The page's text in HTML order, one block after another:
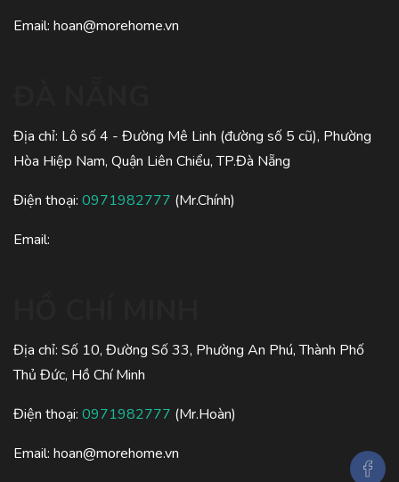
Email: hoan@morehome.vn
Địa chỉ: Lô số 4 - Đường Mê Linh (đường số 5 cũ), Phường
Hòa Hiệp Nam, Quận Liên Chiểu, TP.Đà Nẵng
Điện thoại: 0971982777 (Mr.Chính)
Email:
Địa chỉ: Số 10, Đường Số 33, Phường An Phú, Thành Phố
Thủ Đức, Hồ Chí Minh
Điện thoại: 0971982777 (Mr.Hoàn)
Email: hoan@morehome.vn